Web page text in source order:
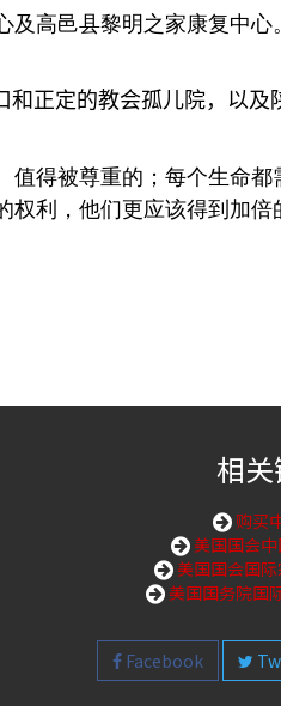
高邑县黎明之家康复中心
正定的教会孤儿院，以及
得被尊重的；每个生命
利，他们更应该得到加
相
购买
美国国会中
美国国会国
美国国务院国
Facebook